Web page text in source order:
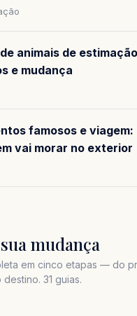
animais de
e mudança
famosos e
vai morar no exterior
mudança
em cinco etapas — do
31 guias.